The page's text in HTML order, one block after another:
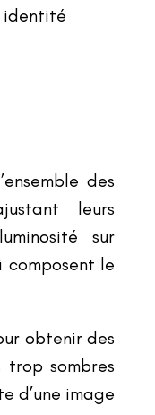
’ensemble des
leurs
sur
composent le
obtenir des
trop sombres
d’une image